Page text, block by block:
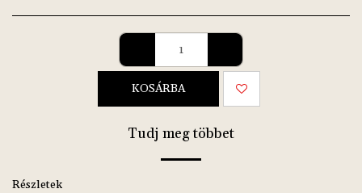
KOSÁRBA
Tudj meg többet
Részletek